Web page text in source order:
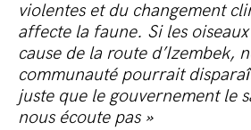
violentes et du changement
affecte la faune. Si les
cause de la route d’Izembek,
communauté pourrait
juste que le gouvernement le
nous écoute pas »